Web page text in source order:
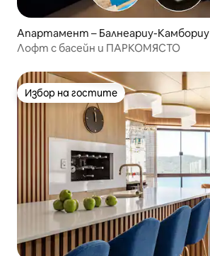
Апартамент – Балнеариу-Камбориу
Лофт с басейн и ПАРКОМЯСТО
Избор на гостите
Избор на гостите